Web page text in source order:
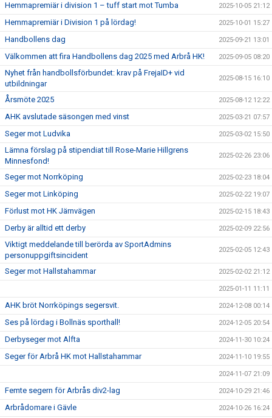
Hemmapremiär i division 1 – tuff start mot Tumba 2025-10-05 21:12
Hemmapremiär i Division 1 på lördag! 2025-10-01 15:27
Handbollens dag 2025-09-21 13:01
Välkommen att fira Handbollens dag 2025 med Arbrå HK! 2025-09-05 08:20
Nyhet från handbollsförbundet: krav på FrejaID+ vid
utbildningar
2025-08-15 16:10
Årsmöte 2025 2025-08-12 12:22
AHK avslutade säsongen med vinst 2025-03-21 07:57
Seger mot Ludvika 2025-03-02 15:50
Lämna förslag på stipendiat till Rose-Marie Hillgrens
Minnesfond!
2025-02-26 23:06
Seger mot Norrköping 2025-02-23 18:04
Seger mot Linköping 2025-02-22 19:07
Förlust mot HK Järnvägen 2025-02-15 18:43
Derby är alltid ett derby 2025-02-09 22:56
Viktigt meddelande till berörda av SportAdmins
personuppgiftsincident
2025-02-05 12:43
Seger mot Hallstahammar 2025-02-02 21:12
2025-01-11 11:11
AHK bröt Norrköpings segersvit. 2024-12-08 00:14
Ses på lördag i Bollnäs sporthall! 2024-12-05 20:54
Derbyseger mot Alfta 2024-11-30 10:24
Seger för Arbrå HK mot Hallstahammar 2024-11-10 19:55
2024-11-07 21:09
Femte segern för Arbrås div2-lag 2024-10-29 21:46
Arbrådomare i Gävle 2024-10-26 16:24